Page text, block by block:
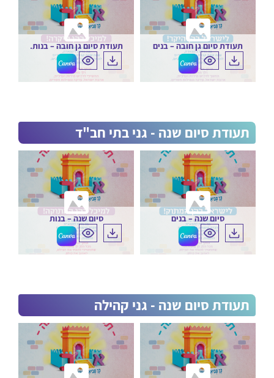
תעודת סיום גן חובה – בנים תעודת סיום גן חובה – בנות.
תעודת סיום שנה - גני בתי חב"ד
סיום שנה – בנים סיום שנה – בנות
תעודת סיום שנה - גני קהילה